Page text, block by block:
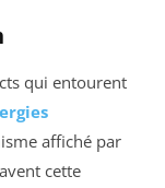
qui entourent
affiché par
cette